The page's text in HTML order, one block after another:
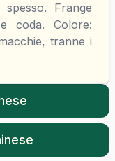
Frange
coda. Colore:
tranne i